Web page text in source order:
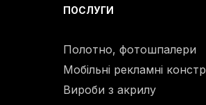
ПОСЛУГИ
Полотно, фотошпалери
Мобільні рекламні
Вироби з акрилу